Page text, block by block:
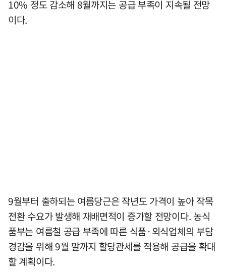
10% 정도 감소해 8월까지는 공급 부족이 지속될 전망
이다.
9월부터 출하되는 여름당근은 작년도 가격이 높아 작목
전환 수요가 발생해 재배면적이 증가할 전망이다. 농식
품부는 여름철 공급 부족에 따른 식품·외식업체의 부담
경감을 위해 9월 말까지 할당관세를 적용해 공급을 확대
할 계획이다.